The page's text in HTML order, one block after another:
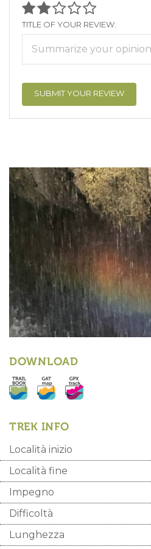
TITLE OF YOUR REVIEW:
DOWNLOAD
TREK INFO
Località inizio
Località fine
Impegno
Difficoltà
Lunghezza